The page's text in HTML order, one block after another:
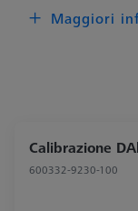
Maggiori
Calibrazione
600332-9230-100